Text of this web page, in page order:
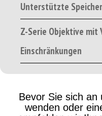
Unterstützte
Z-Serie Objektive mit
Einschränkungen
Bevor Sie sich an
wenden oder